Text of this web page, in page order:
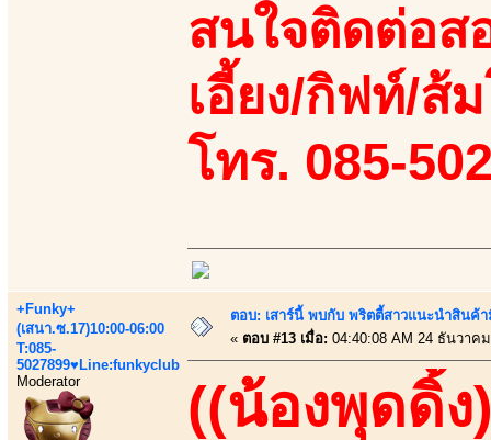
สนใจติดต่อส
เอี้ยง/กิฟท์/ส้
โทร. 085-
+Funky+
(เสนา.ซ.17)10:00-06:00
T:085-
5027899♥Line:funkyclub
Moderator
ตอบ: เสาร์นี้ พบกับ พริตตี้สาวแนะนำสินค้
« ตอบ #13 เมื่อ: 04:40:08 AM 24 ธันวาค
((น้องพุดดิ้ง